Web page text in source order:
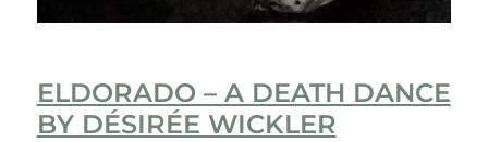
ELDORADO – A DEATH DANCE
BY DÉSIRÉE WICKLER